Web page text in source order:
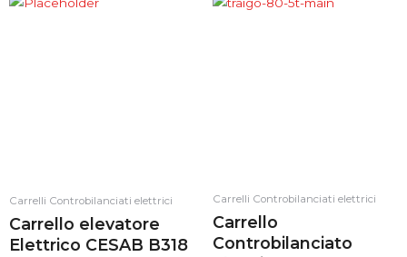
Carrelli Controbilanciati elettrici
Carrello elevatore
Elettrico CESAB B318
Carrelli Controbilanciati elettrici
Carrello
Controbilanciato